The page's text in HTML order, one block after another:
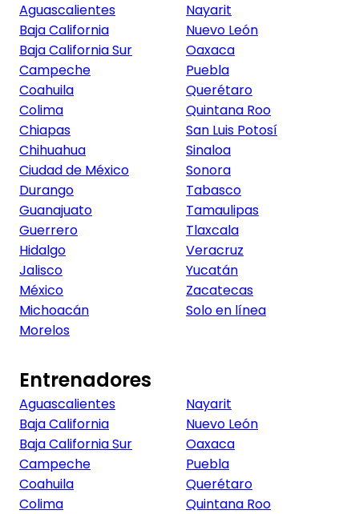
Aguascalientes
Baja California
Baja California Sur
Campeche
Coahuila
Colima
Chiapas
Chihuahua
Ciudad de México
Durango
Guanajuato
Guerrero
Hidalgo
Jalisco
México
Michoacán
Morelos
Nayarit
Nuevo León
Oaxaca
Puebla
Querétaro
Quintana Roo
San Luis Potosí
Sinaloa
Sonora
Tabasco
Tamaulipas
Tlaxcala
Veracruz
Yucatán
Zacatecas
Solo en línea
Entrenadores
Aguascalientes
Baja California
Baja California Sur
Campeche
Coahuila
Colima
Nayarit
Nuevo León
Oaxaca
Puebla
Querétaro
Quintana Roo